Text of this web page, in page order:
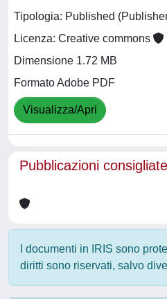
Tipologia: Published
Licenza: Creative commons
Dimensione 1.72 MB
Formato Adobe PDF
Visualizza/Apri
Pubblicazioni consigliate
I documenti in IRIS sono
diritti sono riservati, salvo